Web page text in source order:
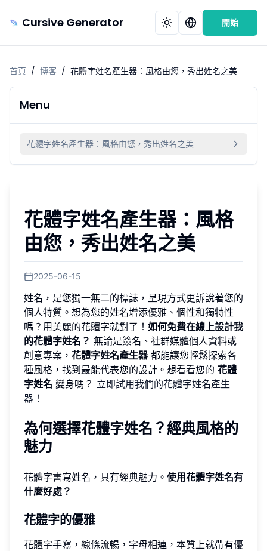
Cursive Generator 開始
首頁 / 博客 / 花體字姓名產生器：風格由您，秀出姓名之美
Menu
花體字姓名產生器：風格由您，秀出姓名之美
花體字姓名產生器：風格
由您，秀出姓名之美
2025-06-15
姓名，是您獨一無二的標誌，呈現方式更訴說著您的
個人特質。想為您的姓名增添優雅、個性和獨特性
嗎？用美麗的花體字就對了！ 如何免費在線上設計我
的花體字姓名？ 無論是簽名、社群媒體個人資料或
創意專案， 花體字姓名產生器 都能讓您輕鬆探索各
種風格，找到最能代表您的設計。想看看您的 花體
字姓名 變身嗎？ 立即試用我們的花體字姓名產生
器 ！
為何選擇花體字姓名？經典風格的
魅力
花體字書寫姓名，具有經典魅力。 使用花體字姓名有
什麼好處？
花體字的優雅
花體字手寫，線條流暢，字母相連，本質上就帶有優